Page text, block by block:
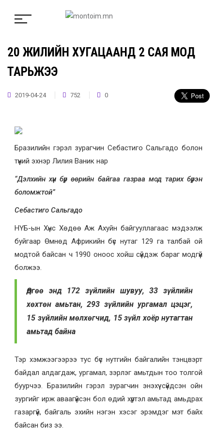
20 ЖИЛИЙН ХУГАЦААНД 2 САЯ МОД
ТАРЬЖЭЭ
2019-04-24 752 0
Бразилийн гэрэл зурагчин Себастиго Сальгадо болон
түүний эхнэр Лилия Ваник нар
“Дэлхийн хүн бүр өөрийн байгаа газраа мод тарих бүрэн
боломжтой”
Себастиго Сальгадо
НҮБ-ын Хүнс Хөдөө Аж Ахуйн байгууллагаас мэдээлж
буйгаар Өмнөд Африкийн бүс нутаг 129 га талбай ой
модтой байсан ч 1990 оноос хойш сүйдэж бараг модгүй
болжээ.
Өдгөө энд 172 зүйлийн шувуу, 33 зүйлийн
хөхтөн амьтан, 293 зүйлийн ургамал цэцэг,
15 зүйлийн мөлхөгчид, 15 зүйл хоёр нутагтан
амьтад байна
Тэр хэмжээгээрээ тус бүс нутгийн байгалийн тэнцвэрт
байдал алдагдаж, ургамал, зэрлэг амьтдын тоо толгой
буурчээ. Бразилийн гэрэл зурагчин энэхүү сүйдсэн ойн
зургийг ирж аваагүйсэн бол өдий хүртэл амьтад амьдрах
газаргүй, байгаль эхийн нэгэн хэсэг эрэмдэг мэт байх
байсан биз ээ.